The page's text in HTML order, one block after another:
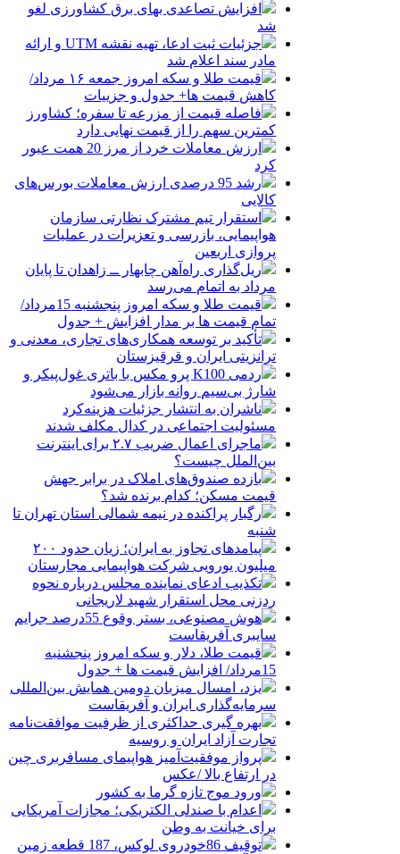
افزایش تصاعدی بهای برق کشاورزی لغو
شد
جزئیات ثبت ادعا، تهیه نقشه UTM و ارائه
مادر سند اعلام شد
قیمت طلا و سکه امروز جمعه ۱۶ مرداد/
کاهش قیمت ها+ جدول و جزییات
فاصله قیمت از مزرعه تا سفره؛ کشاورز
کمترین سهم را از قیمت نهایی دارد
ارزش معاملات خرد از مرز 20 همت عبور
کرد
رشد 95 درصدی ارزش معاملات بورس‌های
کالایی
استقرار تیم مشترک نظارتی سازمان
هواپیمایی، بازرسی و تعزیرات در عملیات
پروازی اربعین
ریل‌گذاری راه‌آهن چابهار ــ زاهدان تا پایان
مرداد به اتمام می‌رسد
قیمت طلا و سکه امروز پنجشنبه 15مرداد/
تمام قیمت ها بر مدار افزایش + جدول
تأکید بر توسعه همکاری‌های تجاری، معدنی و
ترانزیتی ایران و قرقیزستان
ردمی K100 پرو مکس با باتری غول‌پیکر و
شارژ بی‌سیم روانه بازار می‌شود
ناشران به انتشار جزئیات هزینه‌کرد
مسئولیت اجتماعی در کدال مکلف شدند
ماجرای اعمال ضریب ۲.۷ برای اینترنت
بین‌الملل چیست؟
بازده صندوق‌های املاک در برابر جهش
قیمت مسکن؛ کدام برنده شد؟
رگبار پراکنده در نیمه شمالی استان تهران تا
شنبه
پیامدهای تجاوز به ایران؛ زیان حدود ۲۰۰
میلیون یورویی شرکت هواپیمایی مجارستان
تکذیب ادعای نماینده مجلس درباره نحوه
ردزنی محل استقرار شهید لاریجانی
هوش مصنوعی، بستر وقوع 55درصد جرایم
سایبری آفریقاست
قیمت طلا، دلار و سکه امروز پنجشنبه
15مرداد/ افزایش قیمت ها + جدول
یزد، امسال میزبان دومین همایش بین‌المللی
سرمایه‌گذاری ایران و آفریقاست
بهره گیری حداکثری از ظرفیت موافقت‌نامه
تجارت آزاد ایران و روسیه
پرواز موفقیت‌آمیز هواپیمای مسافربری چین
در ارتفاع بالا /عکس
ورود موج تازه گرما به کشور
اعدام با صندلی الکتریکی؛ مجازات آمریکایی
برای خیانت به وطن
توقیف 86خودروی لوکس، 187 قطعه زمین